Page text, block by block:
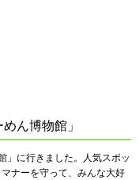
ん博物館」
」に行きました。人気スポッ
ナーを守って、みんな大好